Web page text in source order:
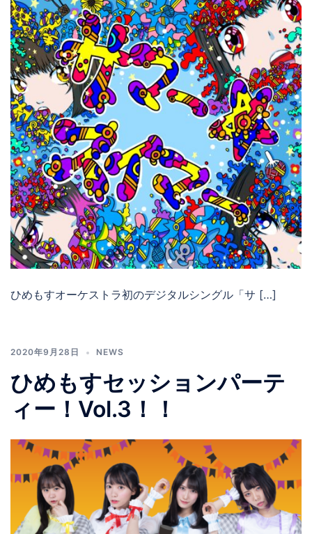
ひめもすオーケストラ初のデジタルシングル「サ […]
2020年9月28日 NEWS
ひめもすセッションパーテ
ィー！Vol.3！！